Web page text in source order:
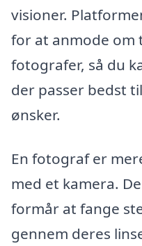
visioner.
for at anmode om
fotografer, så du
der passer bedst
ønsker.
En fotograf er
med et kamera.
formår at fange
gennem deres